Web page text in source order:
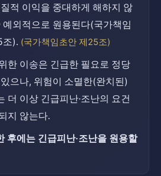
적 이익을 중대하게 해하지 않
예외적으로 원용된다(국가책임
조). (국가책임초안 제25조)
한 이송은 긴급한 필요로 정당
으나, 위험이 소멸한(완치된)
더 이상 긴급피난·조난의 요건
지 않는다.
후에는 긴급피난·조난을 원용할